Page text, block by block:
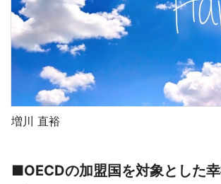
増川 直裕
■OECDの加盟国を対象とした